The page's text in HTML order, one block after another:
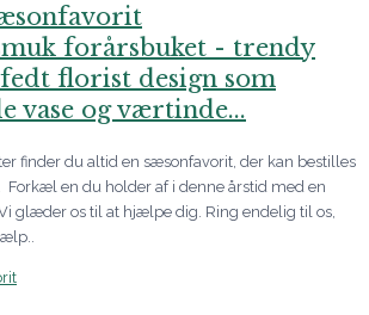
forårsbuket - trendy
florist design som
vase og værtinde...
finder du altid en sæsonfavorit, der kan bestilles
Forkæl en du holder af i denne årstid med en
glæder os til at hjælpe dig. Ring endelig til os,